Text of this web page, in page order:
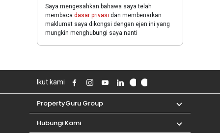
Saya mengesahkan bahawa saya telah
membaca dasar privasi dan membenarkan
maklumat saya dikongsi dengan ejen ini yang
mungkin menghubungi saya nanti
Ikut kami
PropertyGuru Group
Hubungi Kami